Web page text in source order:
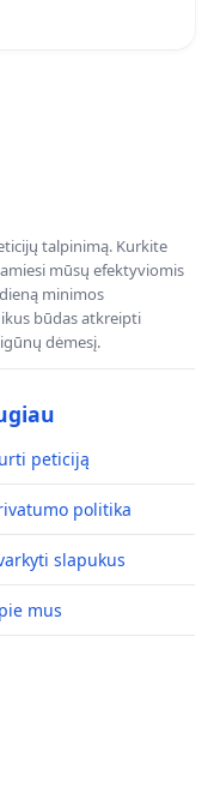
talpinimą. Kurkite
mūsų efektyviomis
minimos
būdas atkreipti
dėmesį.
peticiją
politika
slapukus
mus